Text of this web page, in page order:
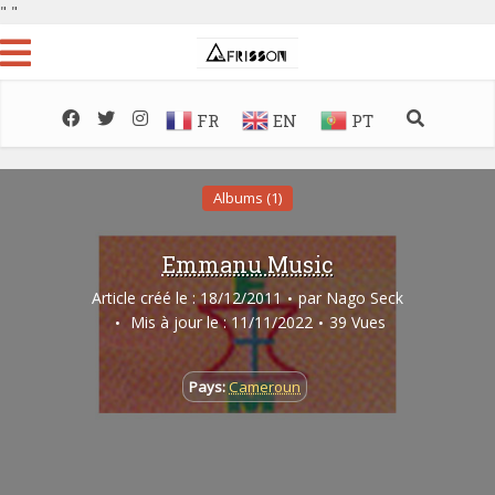
" "
FR EN PT
Albums (1)
Emmanu Music
Article créé le : 18/12/2011 par Nago Seck
Mis à jour le : 11/11/2022
39 Vues
Pays:Cameroun